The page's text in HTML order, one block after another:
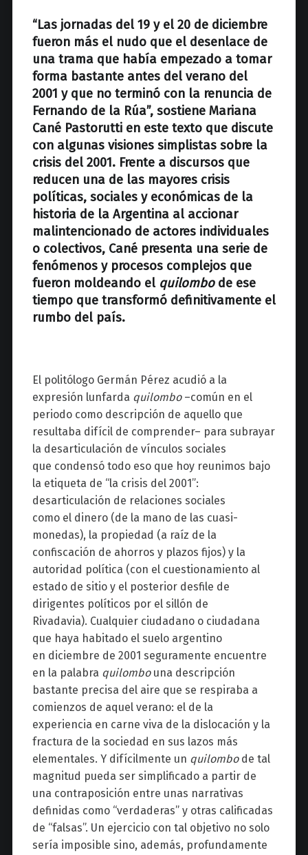
“Las jornadas del 19 y el 20 de diciembre
fueron más el nudo que el desenlace de
una trama que había empezado a tomar
forma bastante antes del verano del
2001 y que no terminó con la renuncia de
Fernando de la Rúa”, sostiene Mariana
Cané Pastorutti en este texto que discute
con algunas visiones simplistas sobre la
crisis del 2001. Frente a discursos que
reducen una de las mayores crisis
políticas, sociales y económicas de la
historia de la Argentina al accionar
malintencionado de actores individuales
o colectivos, Cané presenta una serie de
fenómenos y procesos complejos que
fueron moldeando el quilombode ese
tiempo que transformó definitivamente el
rumbo del país.
El politólogo Germán Pérez acudió a la
expresión lunfarda quilombo–común en el
periodo como descripción de aquello que
resultaba difícil de comprender– para subrayar
la desarticulación de vínculos sociales
que condensó todo eso que hoy reunimos bajo
la etiqueta de “la crisis del 2001”:
desarticulación de relaciones sociales
como el dinero (de la mano de las cuasi-
monedas), la propiedad (a raíz de la
confiscación de ahorros y plazos fijos) y la
autoridad política (con el cuestionamiento al
estado de sitio y el posterior desfile de
dirigentes políticos por el sillón de
Rivadavia). Cualquier ciudadano o ciudadana
que haya habitado el suelo argentino
en diciembre de 2001 seguramente encuentre
en la palabra quilombo una descripción
bastante precisa del aire que se respiraba a
comienzos de aquel verano: el de la
experiencia en carne viva de la dislocación y la
fractura de la sociedad en sus lazos más
elementales. Y difícilmente un quilombode tal
magnitud pueda ser simplificado a partir de
una contraposición entre unas narrativas
definidas como “verdaderas” y otras calificadas
de “falsas”. Un ejercicio con tal objetivo no solo
sería imposible sino, además, profundamente